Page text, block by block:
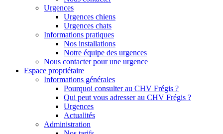
Urgences
Urgences chiens
Urgences chats
Informations pratiques
Nos installations
Notre équipe des urgences
Nous contacter pour une urgence
Espace propriétaire
Informations générales
Pourquoi consulter au CHV Frégis ?
Qui peut vous adresser au CHV Frégis ?
Urgences
Actualités
Administration